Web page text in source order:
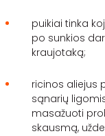
puikiai tinka
po sunkios
kraujotaką;
ricinos aliejus
sąnarių
masažuoti
skausmą,